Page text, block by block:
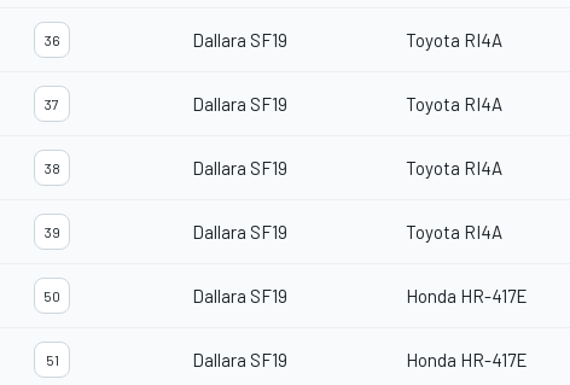
36 Dallara SF19 Toyota RI4A
37 Dallara SF19 Toyota RI4A
38 Dallara SF19 Toyota RI4A
39 Dallara SF19 Toyota RI4A
50 Dallara SF19 Honda HR-417E
51 Dallara SF19 Honda HR-417E